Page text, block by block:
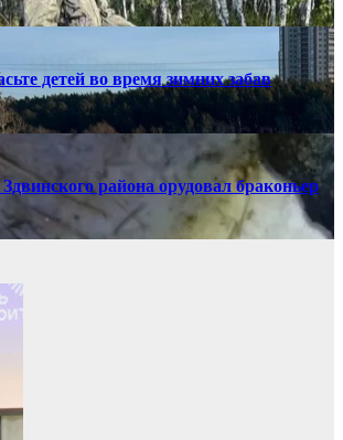
детей во время зимних забав
района орудовал браконьер